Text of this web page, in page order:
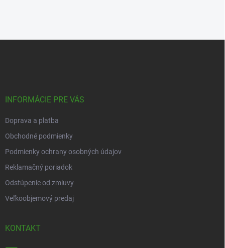
INFORMÁCIE PRE VÁS
Doprava a platba
Obchodné podmienky
Podmienky ochrany osobných údajov
Reklamačný poriadok
Odstúpenie od zmluvy
Veľkoobjemový predaj
KONTAKT